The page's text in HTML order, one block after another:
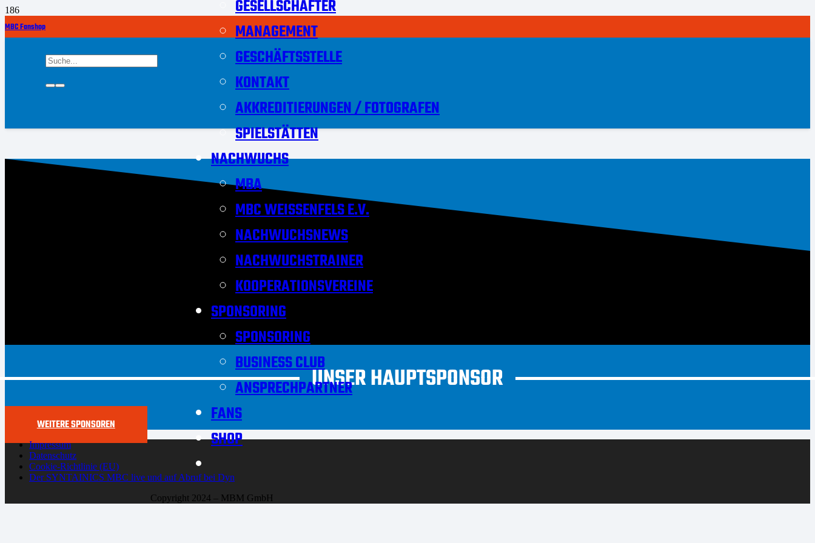
MBC Fanshop
GESELLSCHAFTER
MANAGEMENT
GESCHÄFTSSTELLE
KONTAKT
AKKREDITIERUNGEN / FOTOGRAFEN
SPIELSTÄTTEN
NACHWUCHS
MBA
MBC WEISSENFELS E.V.
NACHWUCHSNEWS
NACHWUCHSTRAINER
KOOPERATIONSVEREINE
SPONSORING
SPONSORING
BUSINESS CLUB
ANSPRECHPARTNER
FANS
SHOP
UNSER HAUPTSPONSOR
WEITERE SPONSOREN
Impressum
Datenschutz
Cookie-Richtlinie (EU)
Der SYNTAINICS MBC live und auf Abruf bei Dyn
Copyright 2024 – MBM GmbH